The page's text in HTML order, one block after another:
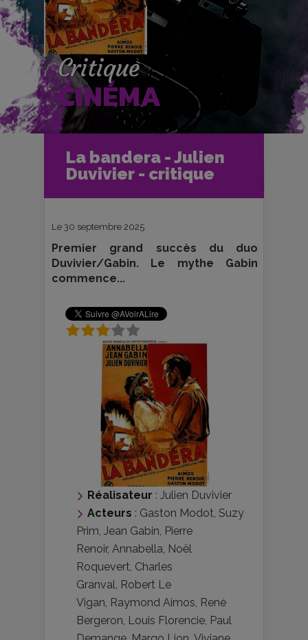
Critique
CINÉMA
La bandera - Julien
Duvivier - critique
Accueil
Cinéma
Critiques et fiches films
Ciné-Club
La bandera - Julien Duvivier - critique
Le 30 septembre 2025
Premier grand succès du duo
Duvivier/Gabin. Le mythe Gabin
commence...
Réalisateur : Julien Duvivier
Acteurs : Gaston Modot, Suzy
Prim, Jean Gabin, Pierre
Renoir, Annabella, Noël
Roquevert, Charles
Granval, Robert Le
Vigan, Raymond Aimos, René
Bergeron, Louis Florencie, Paul